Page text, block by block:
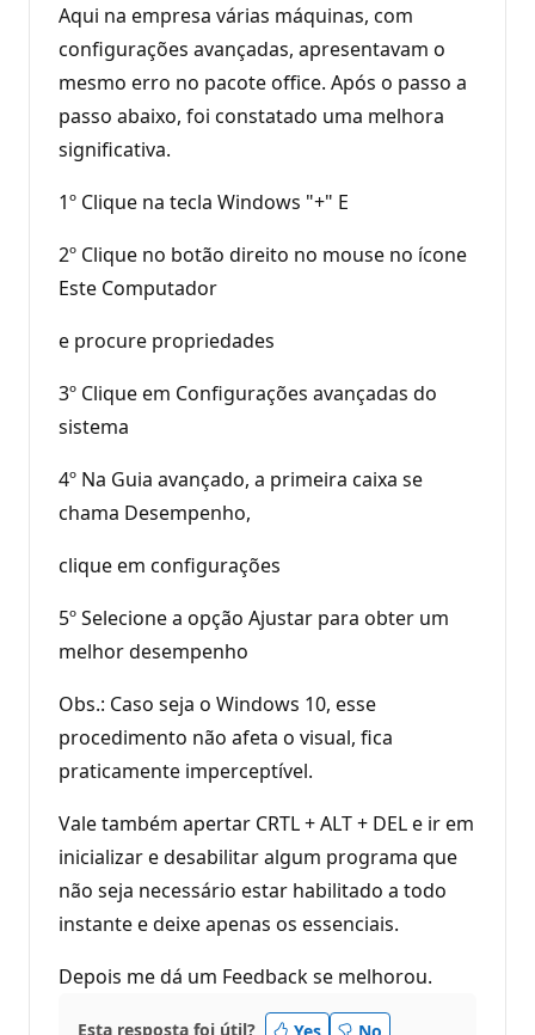
Aqui na empresa várias máquinas, com
configurações avançadas, apresentavam o
mesmo erro no pacote office. Após o passo a
passo abaixo, foi constatado uma melhora
significativa.
1º Clique na tecla Windows "+" E
2º Clique no botão direito no mouse no ícone
Este Computador
e procure propriedades
3º Clique em Configurações avançadas do
sistema
4º Na Guia avançado, a primeira caixa se
chama Desempenho,
clique em configurações
5º Selecione a opção Ajustar para obter um
melhor desempenho
Obs.: Caso seja o Windows 10, esse
procedimento não afeta o visual, fica
praticamente imperceptível.
Vale também apertar CRTL + ALT + DEL e ir em
inicializar e desabilitar algum programa que
não seja necessário estar habilitado a todo
instante e deixe apenas os essenciais.
Depois me dá um Feedback se melhorou.
Esta resposta foi útil?